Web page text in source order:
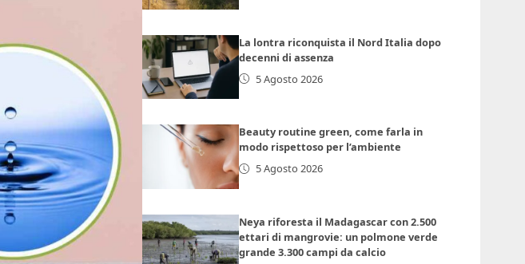
La lontra riconquista il Nord Italia dopo
decenni di assenza
5 Agosto 2026
Beauty routine green, come farla in
modo rispettoso per l’ambiente
5 Agosto 2026
Neya riforesta il Madagascar con 2.500
ettari di mangrovie: un polmone verde
grande 3.300 campi da calcio